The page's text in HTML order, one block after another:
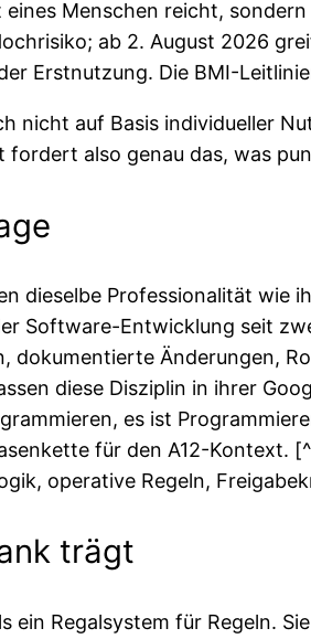
Menschen reicht,
ab 2. August 2026
Erstnutzung. Die BMI-
nicht auf Basis individueller
fordert also genau das, was
dieselbe Professionalität wie
Software-Entwicklung seit
dokumentierte Änderungen,
diese Disziplin in ihrer
es ist
für den A12-Kontext.
operative Regeln,
trägt
ein Regalsystem für Regeln.